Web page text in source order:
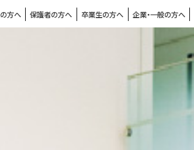
方へ 保護者の方へ 卒業生の方へ 企業・一般の方へ